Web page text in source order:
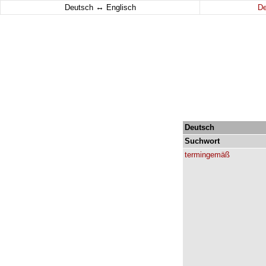
Deutsch ↔ Englisch
Deutsch
Suchwort
termingemäß